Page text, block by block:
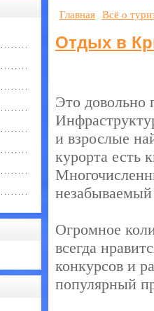
Главная Всё о
Отдых в
Это довольно
и взрослые
курорта есть
незабываемый
Огромное
всегда
конкурсов и
популярный